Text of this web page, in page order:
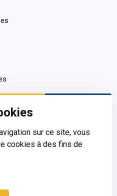
sur ce site, vous
cookies à des fins de